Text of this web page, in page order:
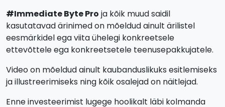
#Immediate Byte Pro ja kõik muud saidil
kasutatavad ärinimed on mõeldud ainult ärilistel
eesmärkidel ega viita ühelegi konkreetsele
ettevõttele ega konkreetsetele teenusepakkujatele.
Video on mõeldud ainult kaubanduslikuks esitlemiseks
ja illustreerimiseks ning kõik osalejad on näitlejad.
Enne investeerimist lugege hoolikalt läbi kolmanda